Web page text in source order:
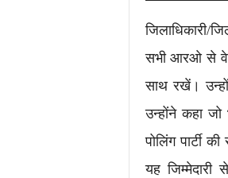
जिलाधिकारी/
सभी आरओ से वे
साथ रखें।
उन्होंने कहा जो
पोलिंग पार्टी
यह जिम्मेदारी